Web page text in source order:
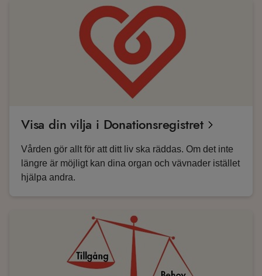
Visa din vilja i Donationsregistret
Vården gör allt för att ditt liv ska räddas. Om det inte
längre är möjligt kan dina organ och vävnader istället
hjälpa andra.